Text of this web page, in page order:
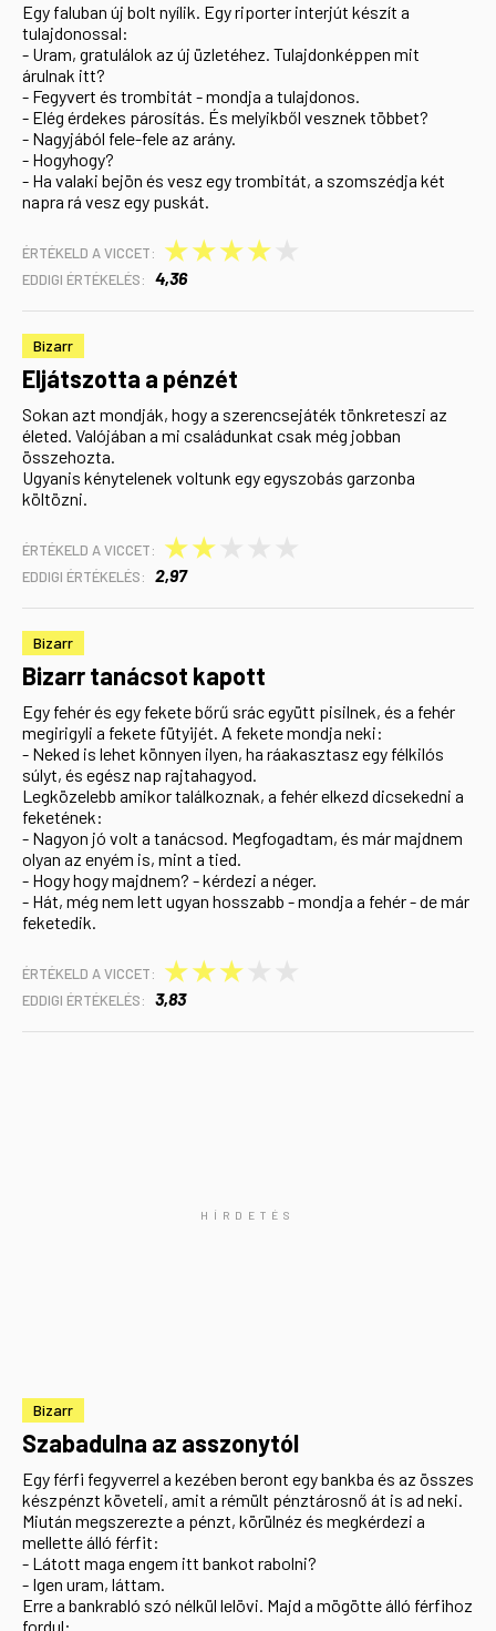
Egy faluban új bolt nyílik. Egy riporter interjút készít a
tulajdonossal:
- Uram, gratulálok az új üzletéhez. Tulajdonképpen mit
árulnak itt?
- Fegyvert és trombitát - mondja a tulajdonos.
- Elég érdekes párosítás. És melyikből vesznek többet?
- Nagyjából fele-fele az arány.
- Hogyhogy?
- Ha valaki bejön és vesz egy trombitát, a szomszédja két
napra rá vesz egy puskát.
ÉRTÉKELD A VICCET: ★
★
★
★
EDDIGI ÉRTÉKELÉS: 4,36
Bizarr
Eljátszotta a pénzét
Sokan azt mondják, hogy a szerencsejáték tönkreteszi az
életed. Valójában a mi családunkat csak még jobban
összehozta.
Ugyanis kénytelenek voltunk egy egyszobás garzonba
költözni.
ÉRTÉKELD A VICCET: ★
★
EDDIGI ÉRTÉKELÉS: 2,97
Bizarr
Bizarr tanácsot kapott
Egy fehér és egy fekete bőrű srác együtt pisilnek, és a fehér
megirigyli a fekete fütyijét. A fekete mondja neki:
- Neked is lehet könnyen ilyen, ha ráakasztasz egy félkilós
súlyt, és egész nap rajtahagyod.
Legközelebb amikor találkoznak, a fehér elkezd dicsekedni a
feketének:
- Nagyon jó volt a tanácsod. Megfogadtam, és már majdnem
olyan az enyém is, mint a tied.
- Hogy hogy majdnem? - kérdezi a néger.
- Hát, még nem lett ugyan hosszabb - mondja a fehér - de már
feketedik.
ÉRTÉKELD A VICCET: ★
★
★
EDDIGI ÉRTÉKELÉS: 3,83
Bizarr
Szabadulna az asszonytól
Egy férfi fegyverrel a kezében beront egy bankba és az összes
készpénzt követeli, amit a rémült pénztárosnő át is ad neki.
Miután megszerezte a pénzt, körülnéz és megkérdezi a
mellette álló férfit:
- Látott maga engem itt bankot rabolni?
- Igen uram, láttam.
Erre a bankrabló szó nélkül lelövi. Majd a mögötte álló férfihoz
fordul: